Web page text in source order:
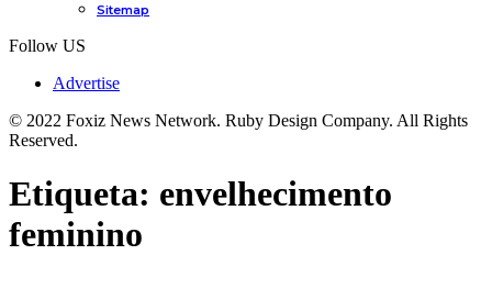
Sitemap
Follow US
Advertise
© 2022 Foxiz News Network. Ruby Design Company. All Rights
Reserved.
Etiqueta: envelhecimento
feminino